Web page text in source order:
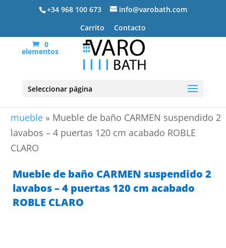
+34 968 100 673
info@varobath.com
Carrito
Contacto
0
elementos
Seleccionar página
mueble » Mueble de baño CARMEN suspendido 2
lavabos – 4 puertas 120 cm acabado ROBLE
CLARO
Mueble de baño CARMEN suspendido 2
lavabos – 4 puertas 120 cm acabado
ROBLE CLARO